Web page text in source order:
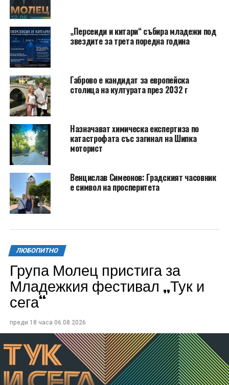
„Персеиди и китари“ събира младежи под
звездите за трета поредна година
Габрово е кандидат за европейска
столица на културата през 2032 г
Назначават химическа експертиза по
катастрофата със загинал на Шипка
моторист
Венцислав Симеонов: Градският часовник
е символ на просперитета
ЛЮБОПИТНО
Група Молец пристига за
Младежкия фестивал „Тук и
сега“
преди 18 часа 06.08.2026